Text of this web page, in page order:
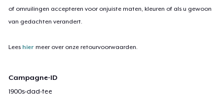
of omruilingen accepteren voor onjuiste maten, kleuren of als u gewoon
van gedachten verandert.
Lees hier meer over onze retourvoorwaarden.
Campagne-ID
1900s-dad-tee